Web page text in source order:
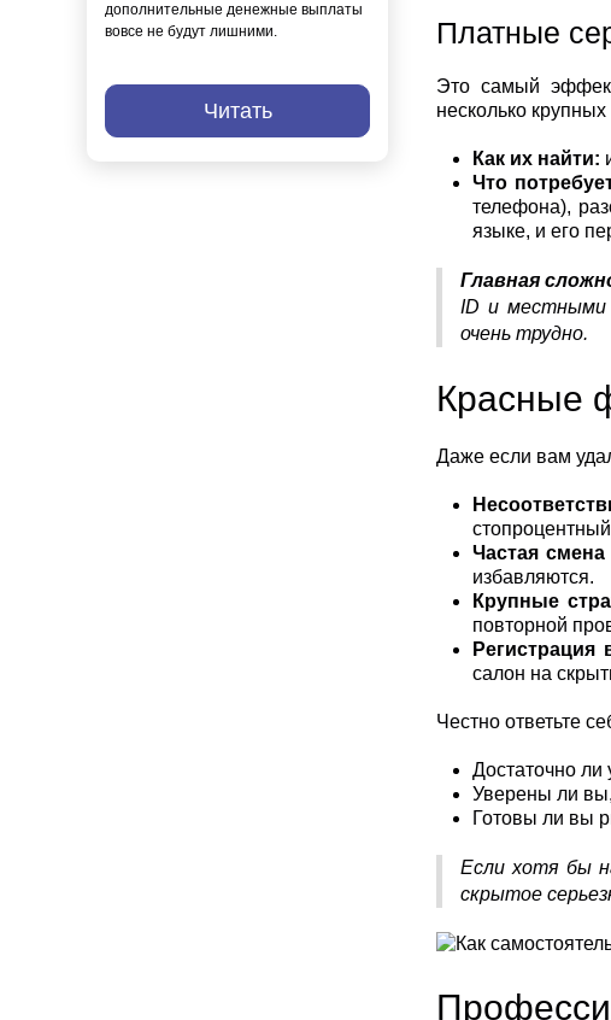
дополнительные денежные выплаты
вовсе не будут лишними.
Читать
Платные
Это самый
несколько
Как их найти:
Что
телефона),
языке, и его
Главная
ID и местными
очень трудно.
Красные
Даже если вам
стопроцентный
Частая
избавляются.
Крупные
повторной
салон на
Честно ответьте
Достаточно ли
Уверены ли
Готовы ли вы
Если хотя бы
скрытое